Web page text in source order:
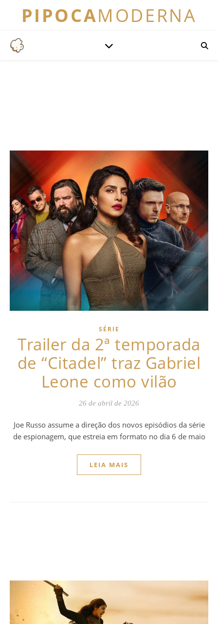
PIPOCAMODERNA
SÉRIE
Trailer da 2ª temporada
de “Citadel” traz Gabriel
Leone como vilão
26 de abril de 2026
Joe Russo assume a direção dos novos episódios da série
de espionagem, que estreia em formato no dia 6 de maio
LEIA MAIS